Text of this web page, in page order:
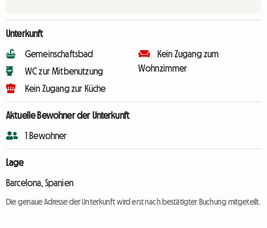
Unterkunft
Gemeinschaftsbad
WC zur Mitbenutzung
Kein Zugang zur Küche
Kein Zugang zum
Wohnzimmer
Aktuelle Bewohner der Unterkunft
1 Bewohner
Lage
Barcelona, Spanien
Die genaue Adresse der Unterkunft wird erst nach bestätigter Buchung mitgeteilt.